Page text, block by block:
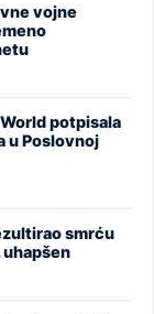
vojne
potpisala
u Poslovnoj
smrću
uhapšen